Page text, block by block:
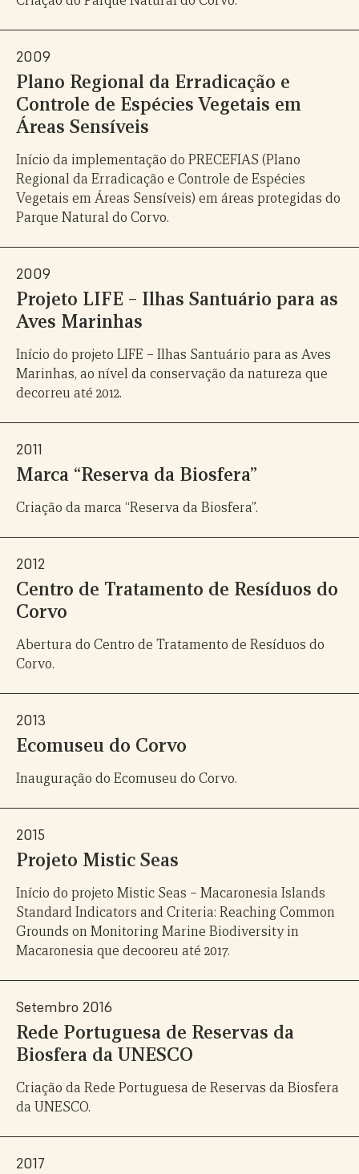
2009
Plano Regional da Erradicação e
Controle de Espécies Vegetais em
Áreas Sensíveis
Início da implementação do PRECEFIAS (Plano
Regional da Erradicação e Controle de Espécies
Vegetais em Áreas Sensíveis) em áreas protegidas do
Parque Natural do Corvo.
2009
Projeto LIFE – Ilhas Santuário para as
Aves Marinhas
Início do projeto LIFE – Ilhas Santuário para as Aves
Marinhas, ao nível da conservação da natureza que
decorreu até 2012.
2011
Marca “Reserva da Biosfera”
Criação da marca “Reserva da Biosfera”.
2012
Centro de Tratamento de Resíduos do
Corvo
Abertura do Centro de Tratamento de Resíduos do
Corvo.
2013
Ecomuseu do Corvo
Inauguração do Ecomuseu do Corvo.
2015
Projeto Mistic Seas
Início do projeto Mistic Seas – Macaronesia Islands
Standard Indicators and Criteria: Reaching Common
Grounds on Monitoring Marine Biodiversity in
Macaronesia que decooreu até 2017.
Setembro 2016
Rede Portuguesa de Reservas da
Biosfera da UNESCO
Criação da Rede Portuguesa de Reservas da Biosfera
da UNESCO.
2017